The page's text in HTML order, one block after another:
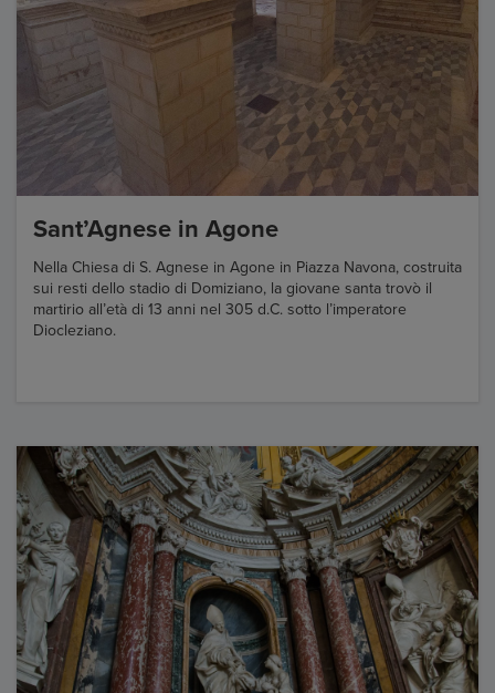
Sant’Agnese in Agone
Nella Chiesa di S. Agnese in Agone in Piazza Navona, costruita
sui resti dello stadio di Domiziano, la giovane santa trovò il
martirio all’età di 13 anni nel 305 d.C. sotto l’imperatore
Diocleziano.